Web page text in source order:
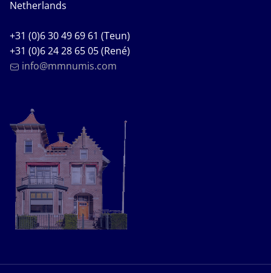
Netherlands
+31 (0)6 30 49 69 61 (Teun)
+31 (0)6 24 28 65 05 (René)
info@mmnumis.com